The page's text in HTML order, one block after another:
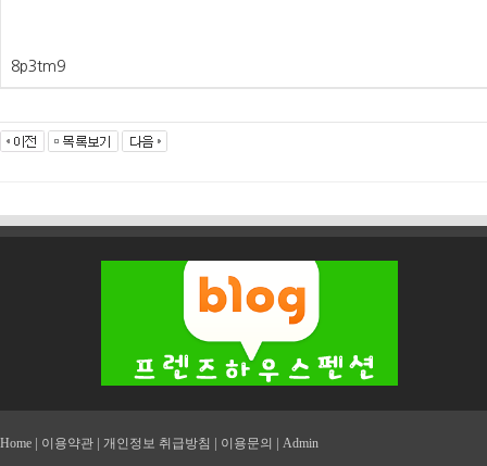
8p3tm9
Home | 이용약관 | 개인정보 취급방침 | 이용문의 | Admin